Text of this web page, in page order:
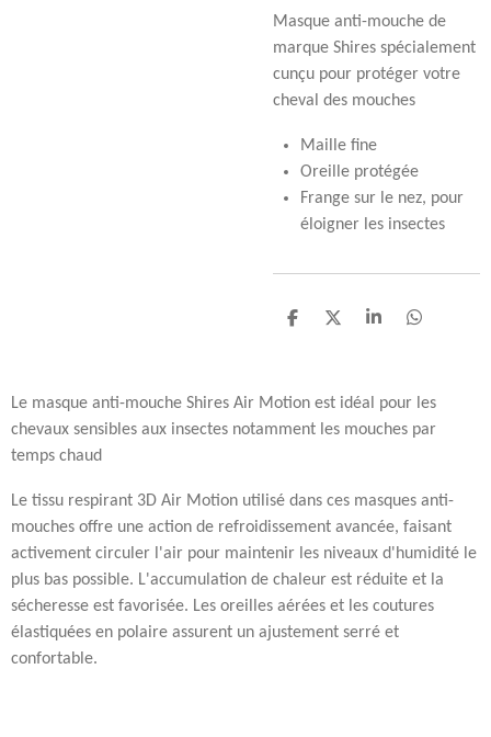
Masque anti-mouche de
marque Shires spécialement
cunçu pour protéger votre
cheval des mouches
Maille fine
Oreille protégée
Frange sur le nez, pour
éloigner les insectes
P
a
e
P
a
e
P
a
e
P
a
e
Le masque anti-mouche Shires Air Motion est idéal pour les
chevaux sensibles aux insectes notamment les mouches par
temps chaud
Le tissu respirant 3D Air Motion utilisé dans ces masques anti-
mouches offre une action de refroidissement avancée, faisant
activement circuler l'air pour maintenir les niveaux d'humidité le
plus bas possible. L'accumulation de chaleur est réduite et la
sécheresse est favorisée. Les oreilles aérées et les coutures
élastiquées en polaire assurent un ajustement serré et
confortable.